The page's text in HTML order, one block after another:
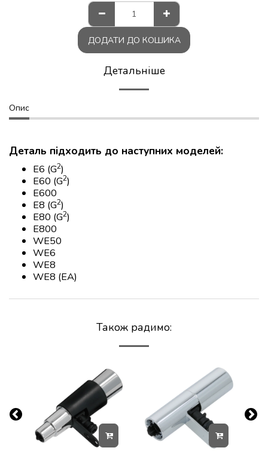
ДОДАТИ ДО КОШИКА
Детальніше
Опис
Деталь підходить до наступних моделей:
E6 (G2)
E60 (G2)
E600
E8 (G2)
E80 (G2)
E800
WE50
WE6
WE8
WE8 (EA)
Також радимо: